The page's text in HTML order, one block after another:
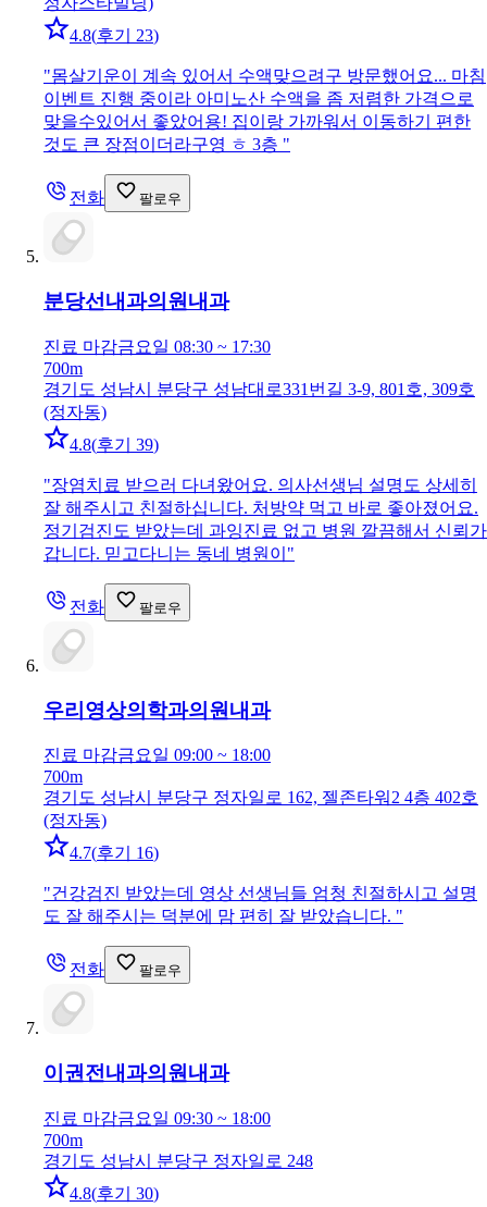
4.8(후기 23)
"몸살기운이 계속 있어서 수액맞으려구 방문했어요... 마침
이벤트 진행 중이라 아미노산 수액을 좀 저렴한 가격으로
맞을수있어서 좋았어용! 집이랑 가까워서 이동하기 편한
것도 큰 장점이더라구영 ㅎ 3층 "
전화 팔로우
분당선내과의원 내과
진료 마감금요일 08:30 ~ 17:30
700m
경기도 성남시 분당구 성남대로331번길 3-9, 801호, 309호
(정자동)
4.8(후기 39)
"장염치료 받으러 다녀왔어요. 의사선생님 설명도 상세히
잘 해주시고 친절하십니다. 처방약 먹고 바로 좋아졌어요.
정기검진도 받았는데 과잉진료 없고 병원 깔끔해서 신뢰가
갑니다. 믿고다니는 동네 병원이 "
전화 팔로우
우리영상의학과의원 내과
진료 마감금요일 09:00 ~ 18:00
700m
경기도 성남시 분당구 정자일로 162, 젤존타워2 4층 402호
(정자동)
4.7(후기 16)
"건강검진 받았는데 영상 선생님들 엄청 친절하시고 설명
도 잘 해주시는 덕분에 맘 편히 잘 받았습니다. "
전화 팔로우
이권전내과의원 내과
진료 마감금요일 09:30 ~ 18:00
700m
경기도 성남시 분당구 정자일로 248
4.8(후기 30)